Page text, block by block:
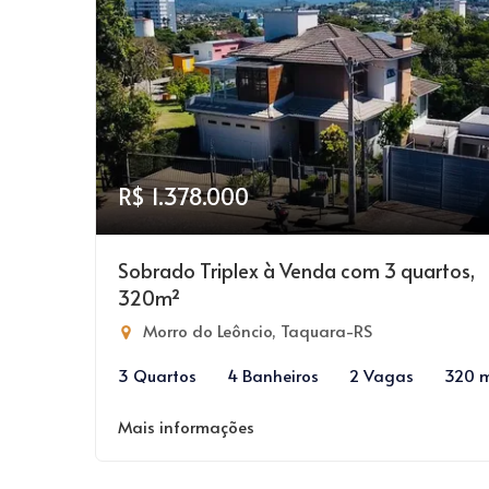
R$ 1.378.000
Sobrado Triplex à Venda com 3 quartos,
320m²
Morro do Leôncio, Taquara-RS
3 Quartos
4 Banheiros 2 Vagas 320
Mais informações